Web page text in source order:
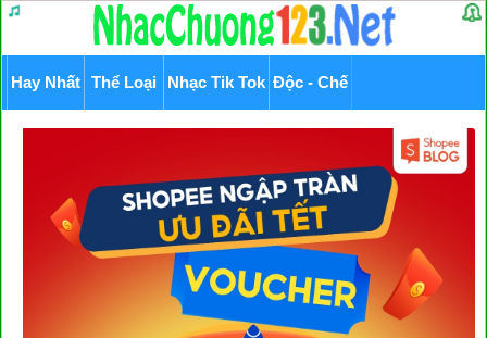
Hay Nhất Thể Loại Nhạc Tik Tok Độc - Chế